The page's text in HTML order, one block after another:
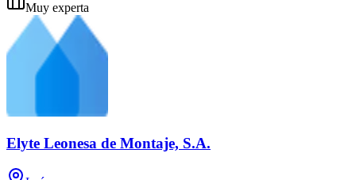
Muy experta
Elyte Leonesa de Montaje, S.A.